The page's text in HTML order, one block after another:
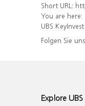
Short URL:
You are here:
UBS
Folgen Sie
Explore